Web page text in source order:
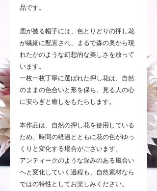
品です。
鹿が被る帽子には、色とりどりの押し花
が繊細に配置され、まるで森の奥から現
れたかのような幻想的な美しさを放って
います。
一枚一枚丁寧に選ばれた押し花は、自然
のままの色合いと形を保ち、見る人の心
に安らぎと癒しをもたらします。
本作品は、自然の押し花を使用している
ため、時間の経過とともに花の色がゆっ
くりと変化する場合がございます。
アンティークのような深みのある風合い
へと変化していく過程も、自然素材なら
ではの特性としてお楽しみください。